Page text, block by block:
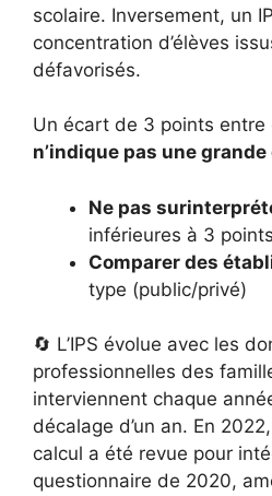
scolaire. Inversement, un
concentration d’élèves
défavorisés.
Un écart de 3 points entre
n’indique pas une
Ne pas
inférieures à 3 points
Comparer des
type (public/privé)
🔄 L’IPS évolue avec les
professionnelles des
interviennent chaque
décalage d’un an. En
calcul a été revue pour
questionnaire de 2020,